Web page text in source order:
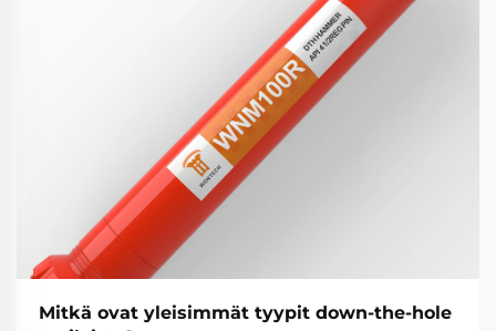
Mitkä ovat yleisimmät tyypit down-the-hole